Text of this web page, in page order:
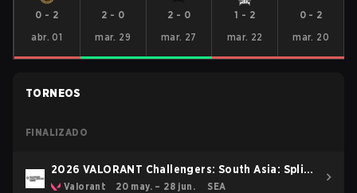
0 - 2
abr. 01
2 - 0
mar. 29
2 - 0
mar. 27
1 - 2
mar. 22
0- 2
mar. 20
TORNEOS
FINALIZADO
2026 VALORANT Challengers: South Asia: Split
2 Valorant 20 may. – 28 jun. SEA